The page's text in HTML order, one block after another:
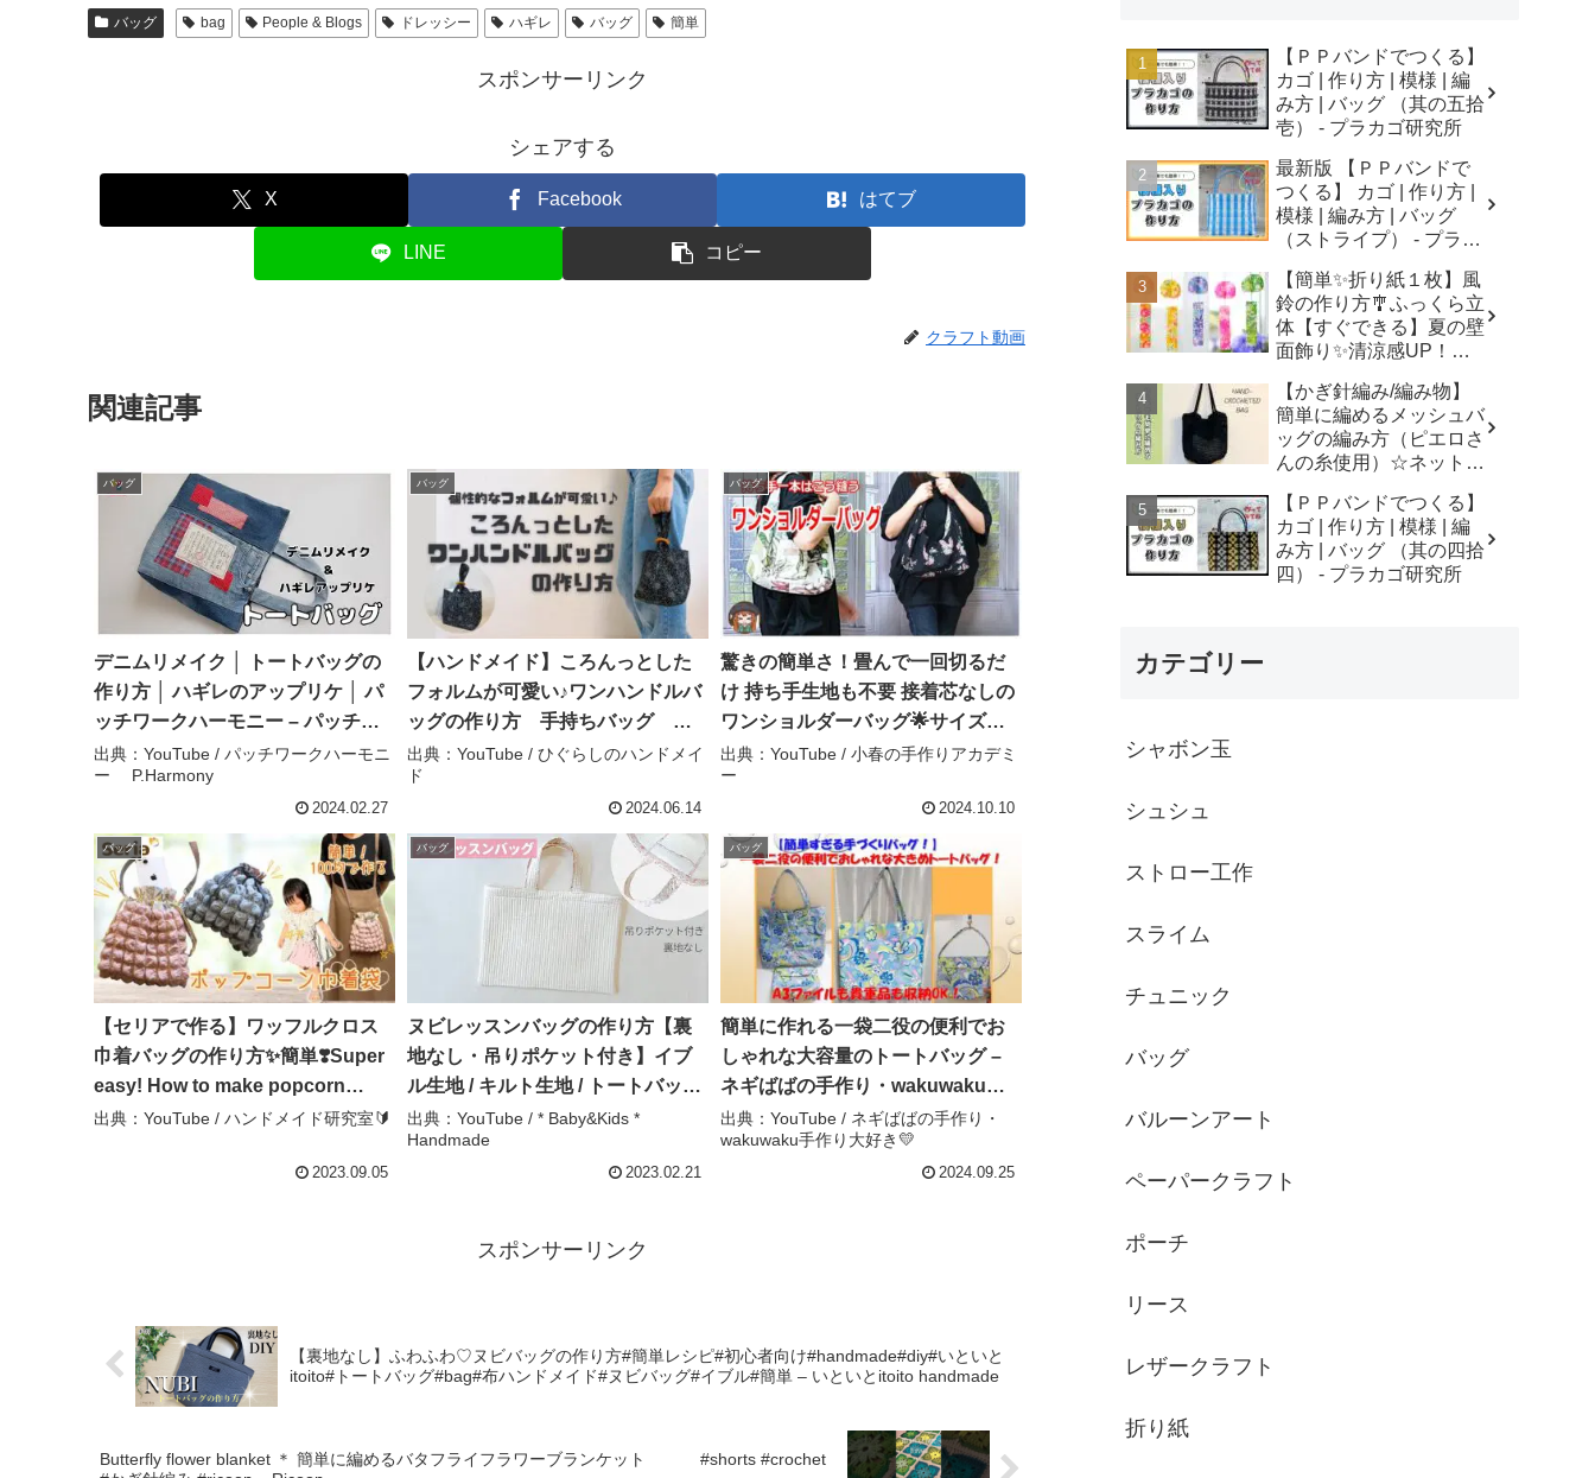
バッグ bag People & Blogs ドレッシー ハギレ バッグ 簡単
スポンサーリンク
シェアする
X Facebook はてブ
LINE コピー
クラフト動画
関連記事
バッグ
デニムリメイク │ トートバッグの
作り方 │ ハギレのアップリケ │ パ
ッチワークハーモニー – パッチワ
ークハーモニー P.Harmony
出典：YouTube / パッチワークハーモニ
ー P.Harmony
2024.02.27
バッグ
【ハンドメイド】ころんっとした
フォルムが可愛い♪ワンハンドルバ
ッグの作り方 手持ちバッグ ト
ートバッグ マチありバッグ 手
提げバッグ 型紙なし 簡単に作
れる DIY sewing bag – ひぐらし
のハンドメイド
出典：YouTube / ひぐらしのハンドメイ
ド
2024.06.14
バッグ
驚きの簡単さ！畳んで一回切るだ
け 持ち手生地も不要 接着芯なしの
ワンショルダーバッグ🌟サイズ調
節も超簡単です♡ポケットの付け
方も解説！ – 小春の手作りアカデ
出典：YouTube / 小春の手作りアカデミ
ー
2024.10.10
バッグ
【セリアで作る】ワッフルクロス
巾着バッグの作り方✨簡単❣️Super
easy! How to make popcorn
drawstring bags#100均diy – ハン
出典：YouTube / ハンドメイド研究室🔰
2023.09.05
バッグ
ヌビレッスンバッグの作り方【裏
地なし・吊りポケット付き】イブ
ル生地 / キルト生地 / トートバッグ
– * Baby&Kids * Handmade
出典：YouTube / * Baby&Kids *
Handmade
2023.02.21
バッグ
簡単に作れる一袋二役の便利でお
しゃれな大容量のトートバッグ –
ネギばばの手作り・wakuwaku手
作り大好き💛
出典：YouTube / ネギばばの手作り・
wakuwaku手作り大好き💛
2024.09.25
スポンサーリンク
【裏地なし】ふわふわ♡ヌビバッグの作り方#簡単レシピ#初心者向け#handmade#diy#いといと
itoito#トートバッグ#bag#布ハンドメイド#ヌビバッグ#イブル#簡単 – いといとitoito handmade
Butterfly flower blanket ＊ 簡単に編めるバタフライフラワーブランケット #shorts #crochet
【ＰＰバンドでつくる】
カゴ | 作り方 | 模様 | 編
み方 | バッグ （其の五拾
壱） - プラカゴ研究所
最新版 【ＰＰバンドで
つくる】 カゴ | 作り方 |
模様 | 編み方 | バッグ
（ストライプ） - プラカ
【簡単✨折り紙１枚】風
鈴の作り方🎐ふっくら立
体【すぐできる】夏の壁
面飾り✨清涼感UP！無
Origami Wind Chimes -
はなみこと
【かぎ針編み/編み物】
簡単に編めるメッシュバ
ッグの編み方（ピエロさ
んの糸使用）☆ネットバ
mesh bag/tutorial - そろ
そろはじめよう
☆crochet
【ＰＰバンドでつくる】
カゴ | 作り方 | 模様 | 編
み方 | バッグ （其の四拾
四） - プラカゴ研究所
カテゴリー
シャボン玉
シュシュ
ストロー工作
スライム
チュニック
バッグ
バルーンアート
ペーパークラフト
ポーチ
リース
レザークラフト
折り紙